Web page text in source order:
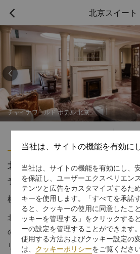
 北京スイート
チャイナワールド ホテル 北京

北京スイート
予約受付窓口の電話番号 1 866 565 5050
極上の贅沢 エレガントなインテリア
北京スイートは中国大飯店の大統領級ス
のデザインは高貴で洗練され、贅沢で上
リラの特色ある個性的なサービスを尊重
当社は、サイトの機能を有効に
当社は、サイトの機能を有効にし、
を保証し、ユーザーエクスペリエン
テンツと広告をカスタマイズするた
キーを使用します。「すべてを承諾
ると、クッキーの使用に同意したこ
ッキーを管理する」をクリックする
ーの設定を管理することができます
使用する方法およびクッキー設定の
は、 クッキーポリシーをご覧ください